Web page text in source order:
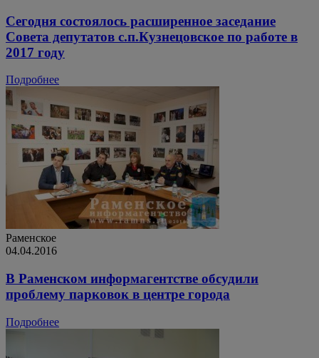
Сегодня состоялось расширенное заседание
Совета депутатов с.п.Кузнецовское по работе в
2017 году
Подробнее
Раменское
04.04.2016
В Раменском информагентстве обсудили
проблему парковок в центре города
Подробнее